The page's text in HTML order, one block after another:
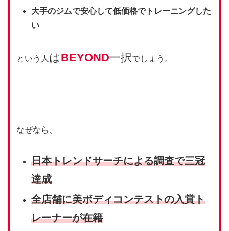
大手のジムで安心して低価格でトレーニングした
い
という人 はBEYOND一択でしょう。
なぜなら、
⽇本トレンドサーチによる調査で三冠
達成
全店舗に美ボディコンテストの入賞ト
レーナーが在籍